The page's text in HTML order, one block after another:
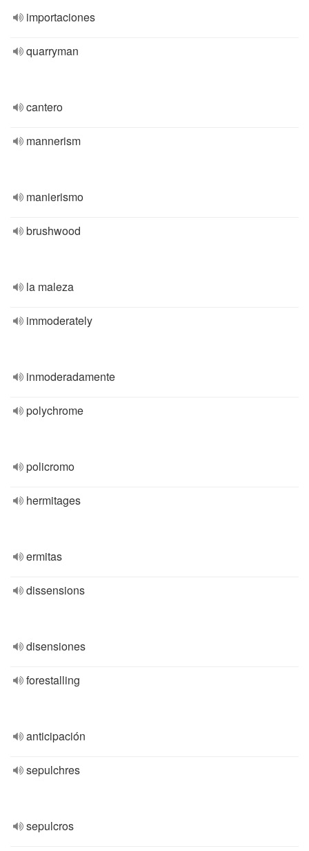
importaciones
quarryman
cantero
mannerism
manierismo
brushwood
la maleza
immoderately
inmoderadamente
polychrome
policromo
hermitages
ermitas
dissensions
disensiones
forestalling
anticipación
sepulchres
sepulcros